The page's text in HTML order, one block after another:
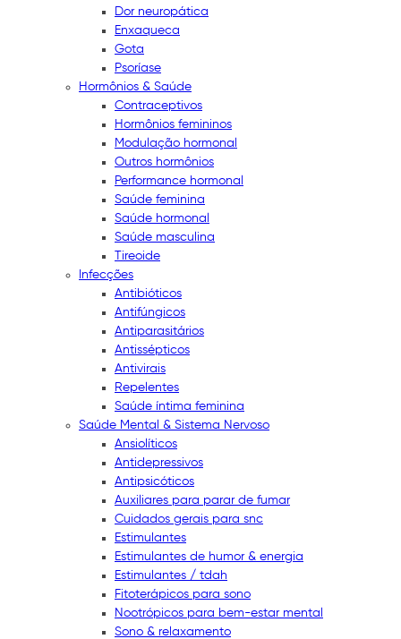
Dor neuropática
Enxaqueca
Gota
Psoríase
Hormônios & Saúde
Contraceptivos
Hormônios femininos
Modulação hormonal
Outros hormônios
Performance hormonal
Saúde feminina
Saúde hormonal
Saúde masculina
Tireoide
Infecções
Antibióticos
Antifúngicos
Antiparasitários
Antissépticos
Antivirais
Repelentes
Saúde íntima feminina
Saúde Mental & Sistema Nervoso
Ansiolíticos
Antidepressivos
Antipsicóticos
Auxiliares para parar de fumar
Cuidados gerais para snc
Estimulantes
Estimulantes de humor & energia
Estimulantes / tdah
Fitoterápicos para sono
Nootrópicos para bem-estar mental
Sono & relaxamento